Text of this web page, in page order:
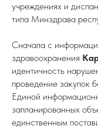
учреждениях и
типа Минздрава
Сначала с
здравоохранения
идентичность
проведение закупок
Единой
запланированных
единственным